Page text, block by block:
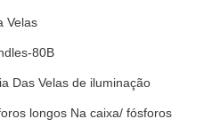
Velas
80B
Das Velas de iluminação
longos Na caixa/ fósforos